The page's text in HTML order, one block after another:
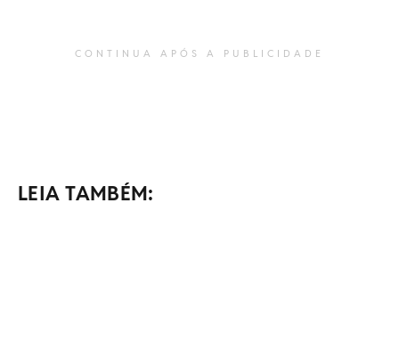
CONTINUA APÓS A PUBLICIDADE
LEIA TAMBÉM: